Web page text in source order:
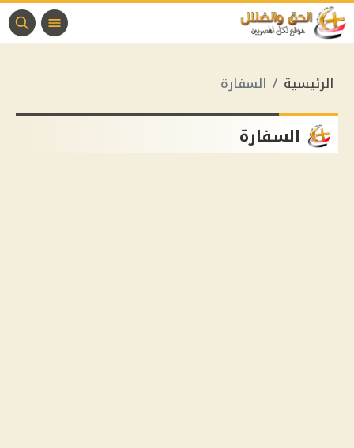
الرئيسية السفارة
السفارة